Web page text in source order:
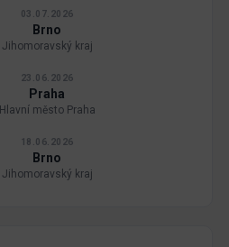
03.07.2026
Brno
Jihomoravský kraj
23.06.2026
Praha
Hlavní město Praha
18.06.2026
Brno
Jihomoravský kraj